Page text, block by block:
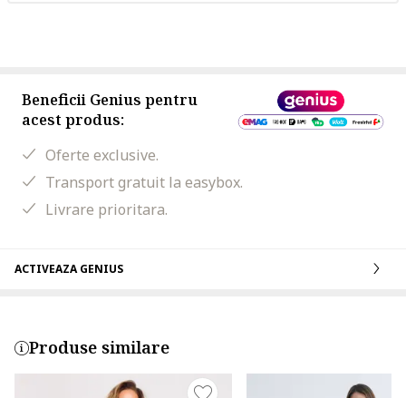
Beneficii Genius pentru
acest produs:
Oferte exclusive.
Transport gratuit la easybox.
Livrare prioritara.
ACTIVEAZA GENIUS
Produse similare